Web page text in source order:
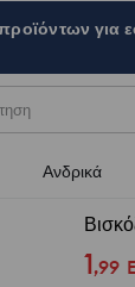
για
Ανδρικά
1,99